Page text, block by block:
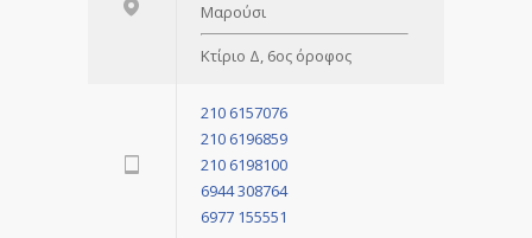
Μαρούσι
Κτίριο Δ, 6ος όροφος
210 6157076
210 6196859
210 6198100
6944 308764
6977 155551